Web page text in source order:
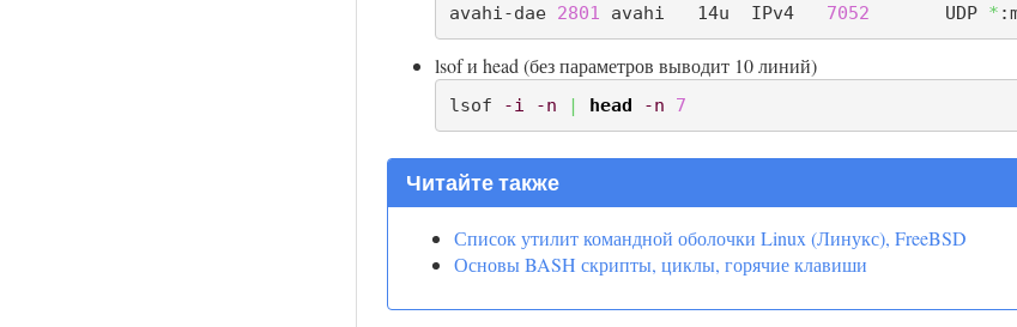
avahi-dae 2801 avahi   14u  IPv4 7052
       UDP
*
lsof и head (без параметров выводит 10 линий)
lsof -i -n | head -n 7
Читайте также
Список утилит командной оболочки Linux (Линукс), FreeBSD
Основы BASH скрипты, циклы, горячие клавиши